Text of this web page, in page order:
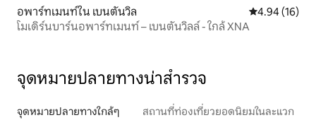
อพาร์ทเมนท์ใน เบนตันวิล คะแนนเฉลี่ย
4.94 (16)
โมเดิร์นบาร์นอพาร์ทเมนท์ – เบนตันวิลล์ - ใกล้ XNA
จุดหมายปลายทางน่าสำรวจ
จุดหมายปลายทางใกล้ๆ สถานที่ท่องเที่ยวยอดนิยมในละแวก